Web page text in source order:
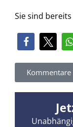
Sie sind
Kommentare